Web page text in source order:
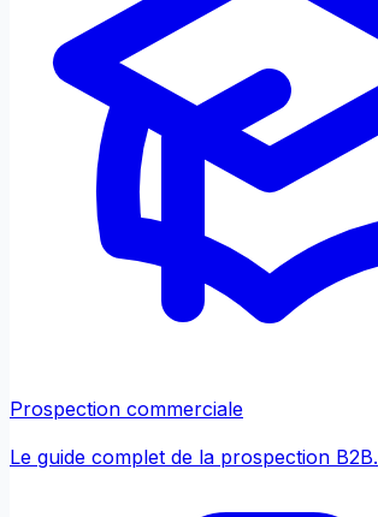
Prospection commerciale
Le guide complet de la prospection B2B.